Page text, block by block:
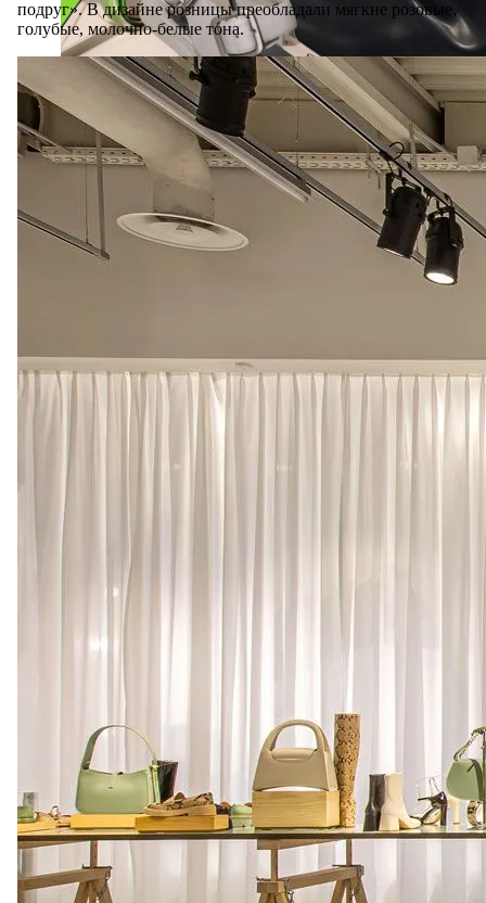
подруг». В дизайне розницы преобладали мягкие розовые,
голубые, молочно-белые тона.